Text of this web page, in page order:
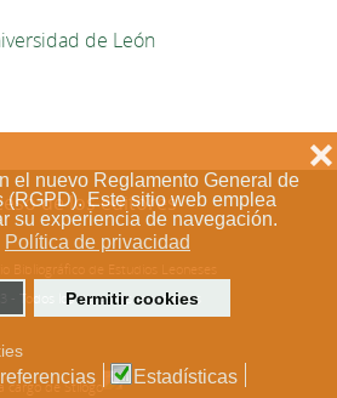
el nuevo Reglamento General de
(RGPD). Este sitio web emplea
su experiencia de navegación.
Política de privacidad
Permitir cookies
❌
Estadísticas
de los editores
- Todos los derechos reservados
de Stílogo